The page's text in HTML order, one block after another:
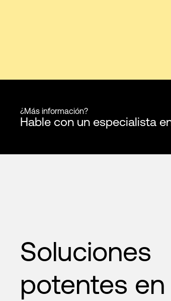
¿Más información?
Hable con un especialista
Soluciones
potentes en